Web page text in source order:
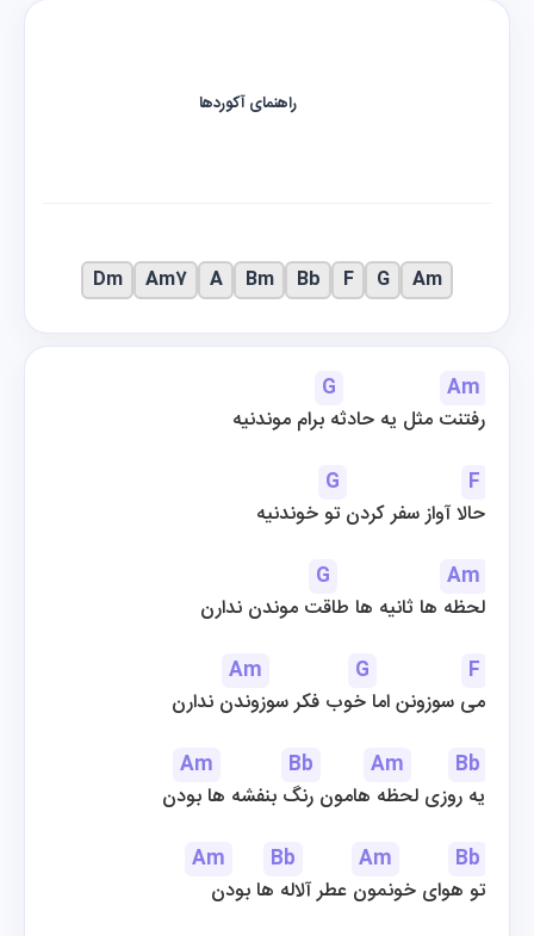
G
Am
رفتنت مثل یه حادثه برام موندنیه
G
F
حالا آواز سفر کردن تو خوندنیه
G
Am
لحظه ها ثانیه ها طاقت موندن ندارن
Am
G
F
می سوزونن اما خوب فکر سوزوندن ندارن
Am
Bb Am
Bb
یه روزی لحظه هامون رنگ بنفشه ها بودن
Am
Bb Am
Bb
تو هوای خونمون عطر آلاله ها بودن
راهنمای آکوردها
Am
G
F
Bb
Bm
A
Am7
Dm